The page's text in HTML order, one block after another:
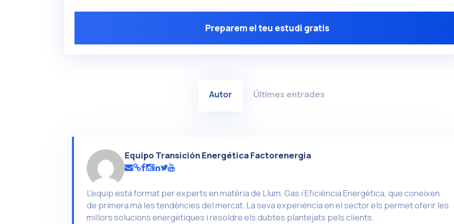
Preparem el teu estudi gratis
Autor Últimes entrades
Equipo Transición Energética Factorenergia
L'equip està format per experts en matèria de Llum, Gas i Eficiència Energètica, que coneixen
de primera mà les tendències del mercat. La seva experiència en el sector els permet oferir les
millors solucions energètiques i resoldre els dubtes plantejats pels clients.